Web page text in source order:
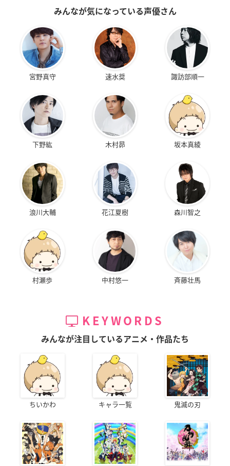
みんなが気になっている声優さん
宮野真守 速水奨 諏訪部順一
下野紘 木村昴 坂本真綾
浪川大輔 花江夏樹 森川智之
村瀬歩 中村悠一 斉藤壮馬
KEYWORDS
みんなが注目しているアニメ・作品たち
ちいかわ キャラ一覧 鬼滅の刃